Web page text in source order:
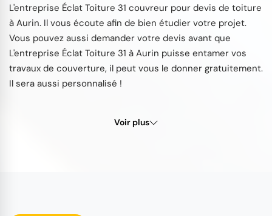
L'entreprise Éclat Toiture 31 couvreur pour devis de toiture
à Aurin. Il vous écoute afin de bien étudier votre projet.
Vous pouvez aussi demander votre devis avant que
L'entreprise Éclat Toiture 31 à Aurin puisse entamer vos
travaux de couverture, il peut vous le donner gratuitement.
Il sera aussi personnalisé !
Voir plus